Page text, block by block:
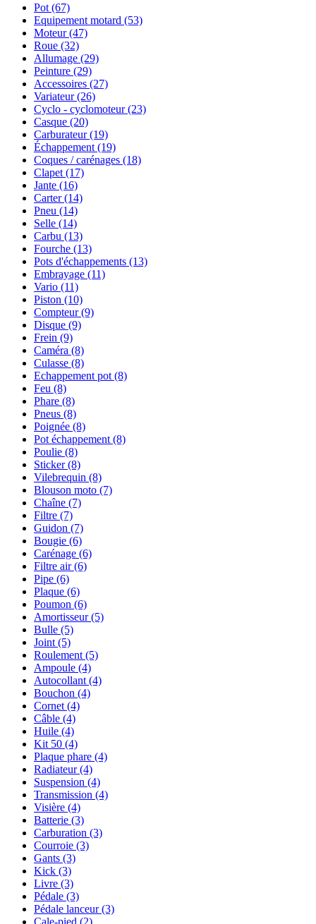
Pot (67)
Equipement motard (53)
Moteur(47)
Roue (32)
Allumage (29)
Peinture (29)
Accessoires (27)
Variateur(26)
Cyclo - cyclomoteur(23)
Casque (20)
Carburateur(19)
Échappement (19)
Coques / carénages (18)
Clapet (17)
Jante (16)
Carter(14)
Pneu (14)
Selle (14)
Carbu (13)
Fourche (13)
Pots d'échappements (13)
Embrayage (11)
Vario (11)
Piston (10)
Compteur(9)
Disque (9)
Frein (9)
Caméra (8)
Culasse (8)
Echappement pot (8)
Feu (8)
Phare (8)
Pneus (8)
Poignée (8)
Pot échappement (8)
Poulie (8)
Sticker(8)
Vilebrequin (8)
Blouson moto (7)
Chaîne (7)
Filtre (7)
Guidon (7)
Bougie (6)
Carénage (6)
Filtre air(6)
Pipe (6)
Plaque (6)
Poumon (6)
Amortisseur(5)
Bulle (5)
Joint (5)
Roulement (5)
Ampoule (4)
Autocollant (4)
Bouchon (4)
Cornet (4)
Câble (4)
Huile (4)
Kit 50 (4)
Plaque phare (4)
Radiateur(4)
Suspension (4)
Transmission (4)
Visière (4)
Batterie (3)
Carburation (3)
Courroie (3)
Gants (3)
Kick (3)
Livre (3)
Pédale (3)
Pédale lanceur(3)
Cale-pied (2)